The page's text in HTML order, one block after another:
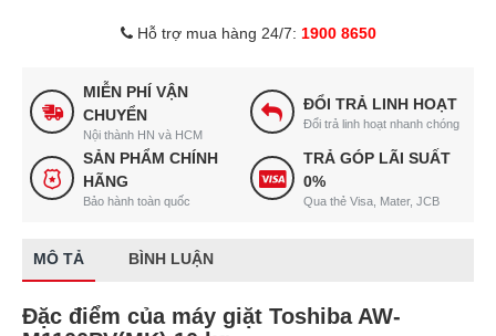
Hỗ trợ mua hàng 24/7: 1900 8650
MIỄN PHÍ VẬN
CHUYỂN
Nội thành HN và HCM
ĐỔI TRẢ LINH HOẠT
Đổi trả linh hoạt nhanh chóng
SẢN PHẨM CHÍNH
HÃNG
Bảo hành toàn quốc
TRẢ GÓP LÃI SUẤT
0%
Qua thẻ Visa, Mater, JCB
MÔ TẢ BÌNH LUẬN
Đặc điểm của máy giặt Toshiba AW-